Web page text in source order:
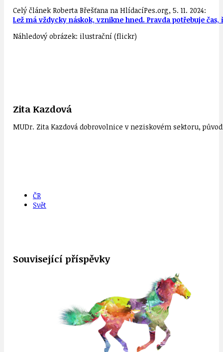
Celý článek Roberta Břešťana na HlídacíPes.org, 5. 11. 2024:
Lež má vždycky náskok, vznikne hned. Pravda potřebuje čas,
Náhledový obrázek: ilustrační (flickr)
Zita Kazdová
MUDr. Zita Kazdová dobrovolnice v neziskovém sektoru,
ČR
Svět
Související příspěvky